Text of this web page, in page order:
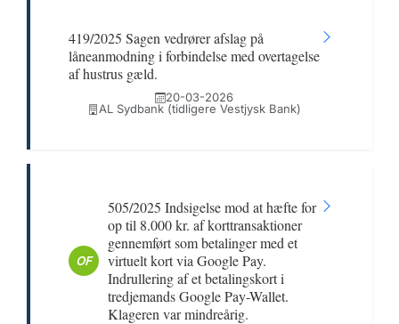
419/2025 Sagen vedrører afslag på
låneanmodning i forbindelse med overtagelse
af hustrus gæld.
20-03-2026
AL Sydbank (tidligere Vestjysk Bank)
OF
505/2025 Indsigelse mod at hæfte for
op til 8.000 kr. af korttransaktioner
gennemført som betalinger med et
virtuelt kort via Google Pay.
Indrullering af et betalingskort i
tredjemands Google Pay-Wallet.
Klageren var mindreårig.